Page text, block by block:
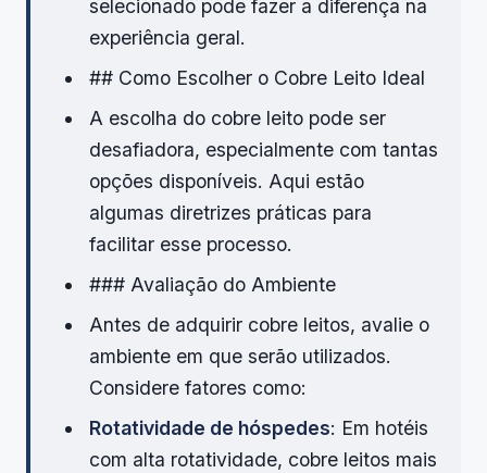
selecionado pode fazer a diferença na
experiência geral.
## Como Escolher o Cobre Leito Ideal
A escolha do cobre leito pode ser
desafiadora, especialmente com tantas
opções disponíveis. Aqui estão
algumas diretrizes práticas para
facilitar esse processo.
### Avaliação do Ambiente
Antes de adquirir cobre leitos, avalie o
ambiente em que serão utilizados.
Considere fatores como:
Rotatividade de hóspedes: Em hotéis
com alta rotatividade, cobre leitos mais